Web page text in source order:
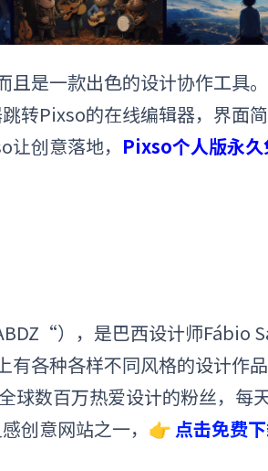
且是一款出色的设计协作工具
转Pixso的在线编辑器，界面
让创意落地， Pixso个人版永久
），是巴西设计师Fábio
各种各样不同风格的设计作
球数百万热爱设计的粉丝，每
创意网站之一，👉 点击免费